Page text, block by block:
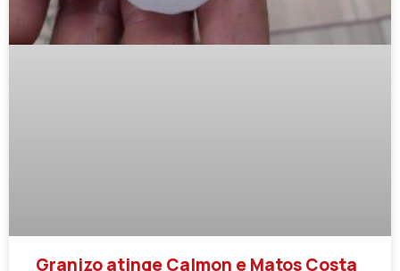
Granizo atinge Calmon e Matos Costa